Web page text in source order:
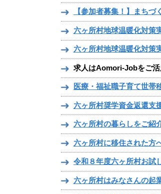
【参加者募集！】まち
六ヶ所村地球温暖化対策
六ヶ所村地球温暖化対策
求人はAomori-Jobをご
医療・福祉職子育て世帯
六ヶ所村奨学資金返還支
六ヶ所村の暮らしをご紹
六ヶ所村に移住された方
令和８年度六ヶ所村お試
六ヶ所村はみなさんの起